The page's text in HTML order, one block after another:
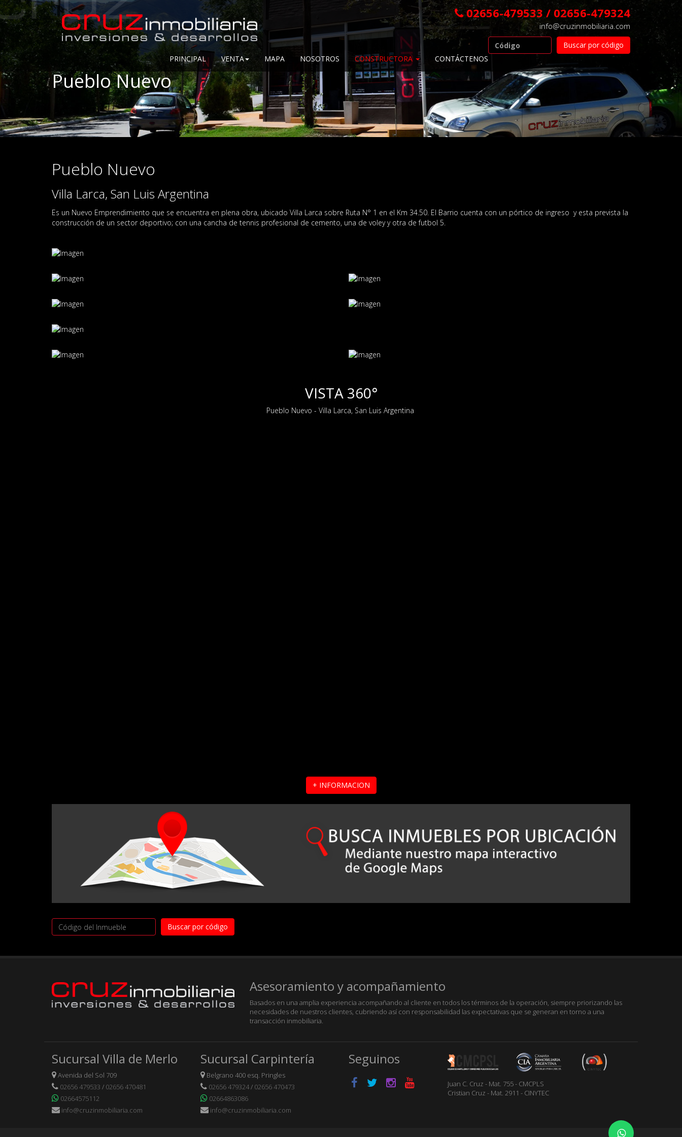
02656-479533 / 02656-479324
info@cruzinmobiliaria.com
PRINCIPAL VENTA MAPA NOSOTROS CONSTRUCTORA CONTÁCTENOS
Pueblo Nuevo
Pueblo Nuevo
Villa Larca, San Luis Argentina
Es un Nuevo Emprendimiento que se encuentra en plena obra, ubicado Villa Larca sobre Ruta N° 1 en el Km 34.50. El Barrio cuenta con un pórtico de ingreso y esta prevista la
construcción de un sector deportivo; con una cancha de tennis profesional de cemento, una de voley y otra de futbol 5.
VISTA 360°
Pueblo Nuevo - Villa Larca, San Luis Argentina
+ INFORMACION
Asesoramiento y acompañamiento
Basados en una amplia experiencia acompañando al cliente en todos los términos de la operación, siempre priorizando las
necesidades de nuestros clientes, cubriendo así con responsabilidad las expectativas que se generan en torno a una
transacción inmobiliaria.
Sucursal Villa de Merlo
Avenida del Sol 709
02656 479533 / 02656 470481
02664575112
info@cruzinmobiliaria.com
Sucursal Carpintería
Belgrano 400 esq. Pringles
02656 479324/ 02656 470473
02664863086
info@cruzinmobiliaria.com
Seguinos
Juan C. Cruz - Mat. 755 - CMCPLS
Cristian Cruz - Mat. 2911 - CINYTEC